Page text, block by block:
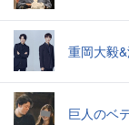
重岡大毅
巨人のベ